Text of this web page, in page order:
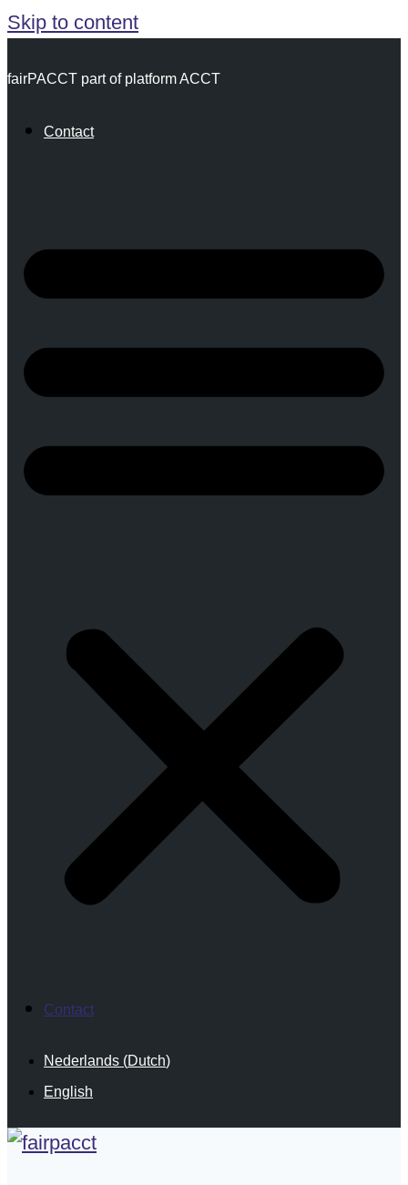
Skip to content
fairPACCT part of platform ACCT
Contact
Contact
Nederlands (Dutch)
English